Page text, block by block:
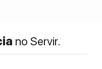
In-Ear Headphones
Active Noise Cancelling
no Servir.